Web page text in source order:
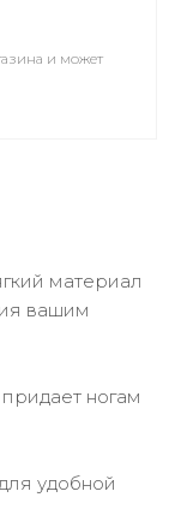
и может
материал
вашим
ногам
удобной